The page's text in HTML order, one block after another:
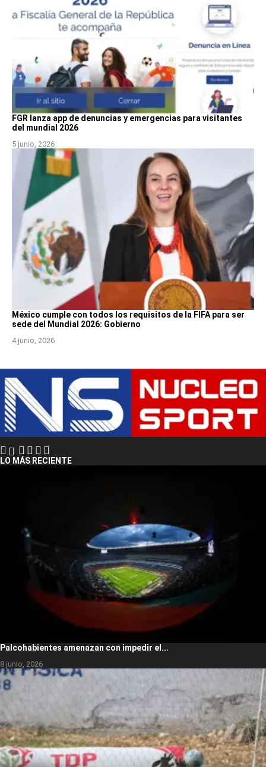
FGR lanza app de denuncias y emergencias para visitantes
del mundial 2026
5 junio, 2026
México cumple con todos los requisitos de la FIFA para ser
sede del Mundial 2026: Gobierno
4 junio, 2026
LO MÁS RECIENTE
Palcohabientes amenazan con impedir el...
8 junio, 2026